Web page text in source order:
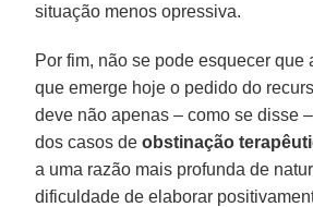
situação menos opressiva.
Por fim, não se pode esquecer que
que emerge hoje o pedido do
deve não apenas – como se disse
dos casos deobstinação
a uma razão mais profunda de
dificuldade de elaborar